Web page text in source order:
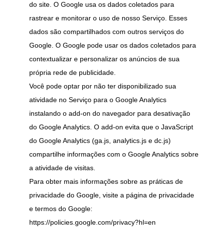
do site. O Google usa os dados coletados para
rastrear e monitorar o uso de nosso Serviço. Esses
dados são compartilhados com outros serviços do
Google. O Google pode usar os dados coletados para
contextualizar e personalizar os anúncios de sua
própria rede de publicidade.
Você pode optar por não ter disponibilizado sua
atividade no Serviço para o Google Analytics
instalando o add-on do navegador para desativação
do Google Analytics. O add-on evita que o JavaScript
do Google Analytics (ga.js, analytics.js e dc.js)
compartilhe informações com o Google Analytics sobre
a atividade de visitas.
Para obter mais informações sobre as práticas de
privacidade do Google, visite a página de privacidade
e termos do Google:
https://policies.google.com/privacy?hl=en